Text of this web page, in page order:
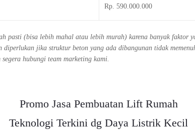
Rp. 590.000.000
pasti (bisa lebih mahal atau lebih murah) karena banyak faktor
diperlukan jika struktur beton yang ada dibangunan tidak
hubungi team marketing kami.
Promo Jasa Pembuatan Lift Rumah
Teknologi Terkini dg Daya Listrik Kecil